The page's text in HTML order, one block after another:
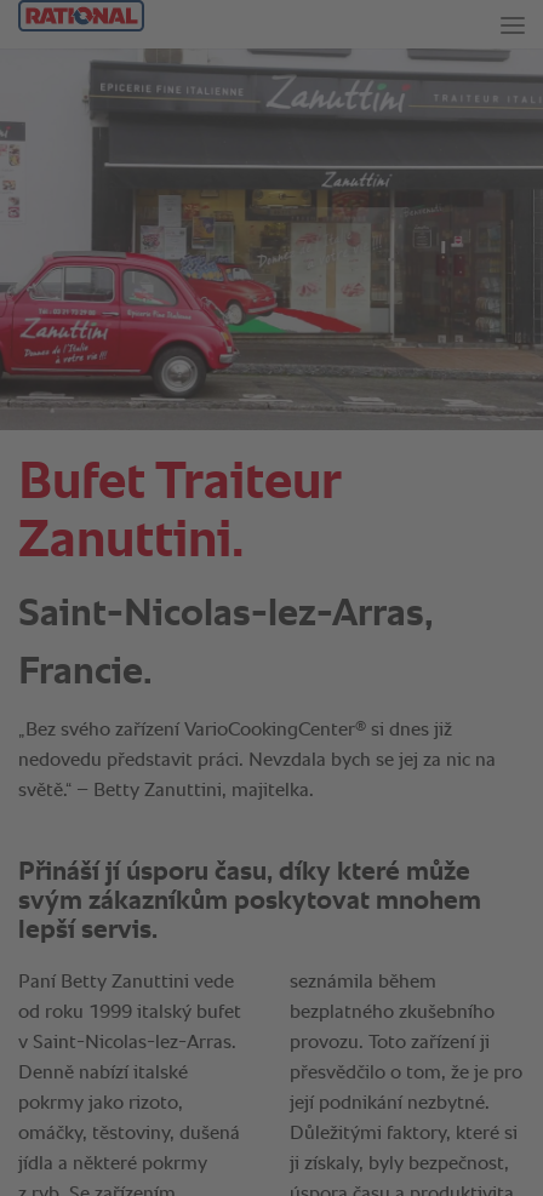
Bufet Traiteur
Zanuttini.
Saint-Nicolas-lez-Arras,
Francie.
„Bez svého zařízení VarioCookingCenter® si dnes již
nedovedu představit práci. Nevzdala bych se jej za nic na
světě.“ – Betty Zanuttini, majitelka.